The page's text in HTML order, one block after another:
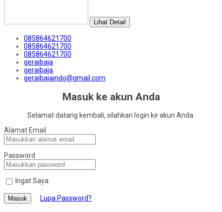
Lihat Detail
085864621700
085864621700
085864621700
geraibaja
geraibaja
geraibajaindo@gmail.com
Masuk ke akun Anda
Selamat datang kembali, silahkan login ke akun Anda.
Alamat Email
Password
Ingat Saya
Masuk Lupa Password?